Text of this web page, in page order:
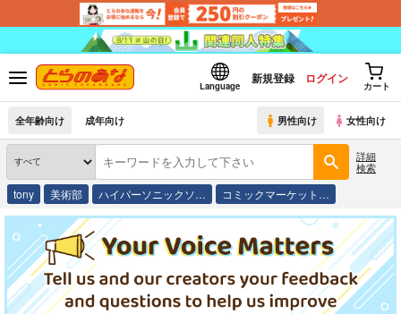
Language
新規登録 ログイン
カート
全年齢向け 成年向け 男性向け 女性向け
詳細
検索
tony 美術部 ハイパーソニックソ… コミックマーケット…